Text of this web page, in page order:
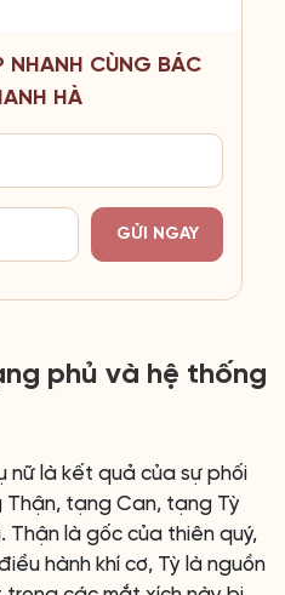
CÙNG BÁC
HÀ
GỬI NGAY
phủ và hệ thống
nữ là kết quả của sự phối
Thận, tạng Can, tạng Tỳ
Thận là gốc của thiên quý,
hành khí cơ, Tỳ là nguồn